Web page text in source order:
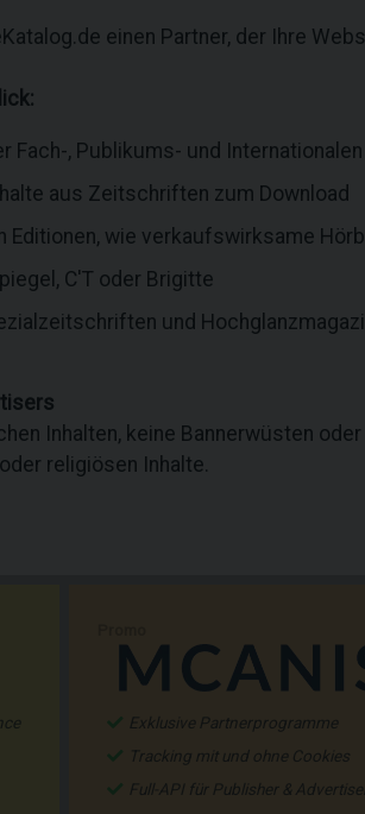
einen Partner, der Ihre
Fach-, Publikums- und
aus Zeitschriften zum Download
Editionen, wie verkaufswirksame
C'T oder Brigitte
und
Inhalten, keine Bannerwüsten
religiösen Inhalte.
Exklusive Partnerprogramme
Tracking mit und ohne Cookies
Full-API für Publisher &